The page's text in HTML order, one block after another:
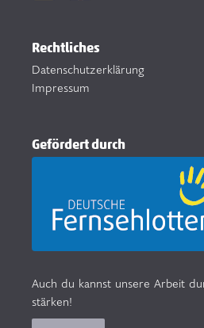
Rechtliches
Datenschutzerklärung
Impressum
Gefördert durch
Auch du kannst unsere Arbeit
stärken!